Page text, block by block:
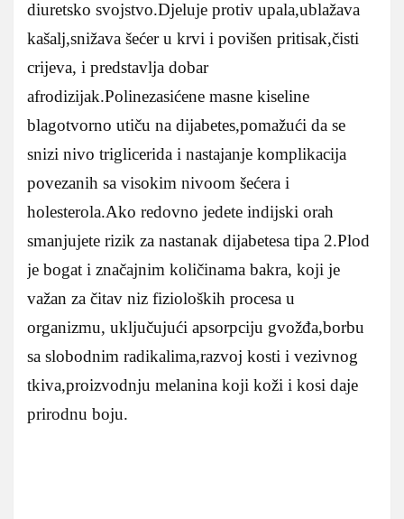
diuretsko svojstvo.Djeluje protiv upala,ublažava
kašalj,snižava šećer u krvi i povišen pritisak,čisti
crijeva, i predstavlja dobar
afrodizijak.Polinezasićene masne kiseline
blagotvorno utiču na dijabetes,pomažući da se
snizi nivo triglicerida i nastajanje komplikacija
povezanih sa visokim nivoom šećera i
holesterola.Ako redovno jedete indijski orah
smanjujete rizik za nastanak dijabetesa tipa 2.Plod
je bogat i značajnim količinama bakra, koji je
važan za čitav niz fizioloških procesa u
organizmu, uključujući apsorpciju gvožđa,borbu
sa slobodnim radikalima,razvoj kosti i vezivnog
tkiva,proizvodnju melanina koji koži i kosi daje
prirodnu boju.